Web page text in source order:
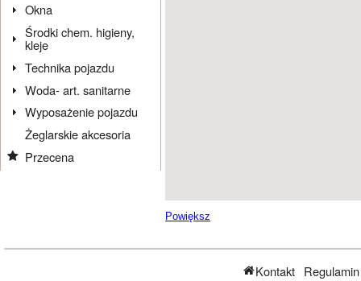
Okna
Środki chem. higieny,
kleje
Technika pojazdu
Woda- art. sanitarne
Wyposażenie pojazdu
Żeglarskie akcesoria
Przecena
Powiększ
Kontakt